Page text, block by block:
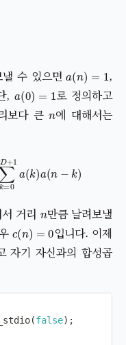
낼 수 있으면 ( )
,
, ( )=
로 정의하고
보다 큰 에 대해서는
02
거리
만큼 날려보낼
(n) = 입니다. 이제
자기 자신과의 합성곱
(false) ;